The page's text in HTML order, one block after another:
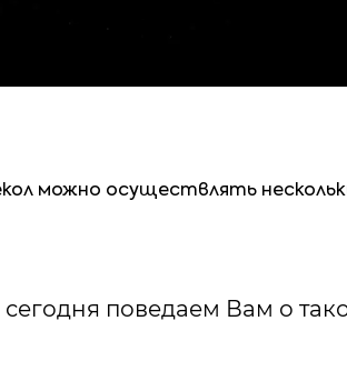
можно осуществлять
сегодня поведаем Вам о